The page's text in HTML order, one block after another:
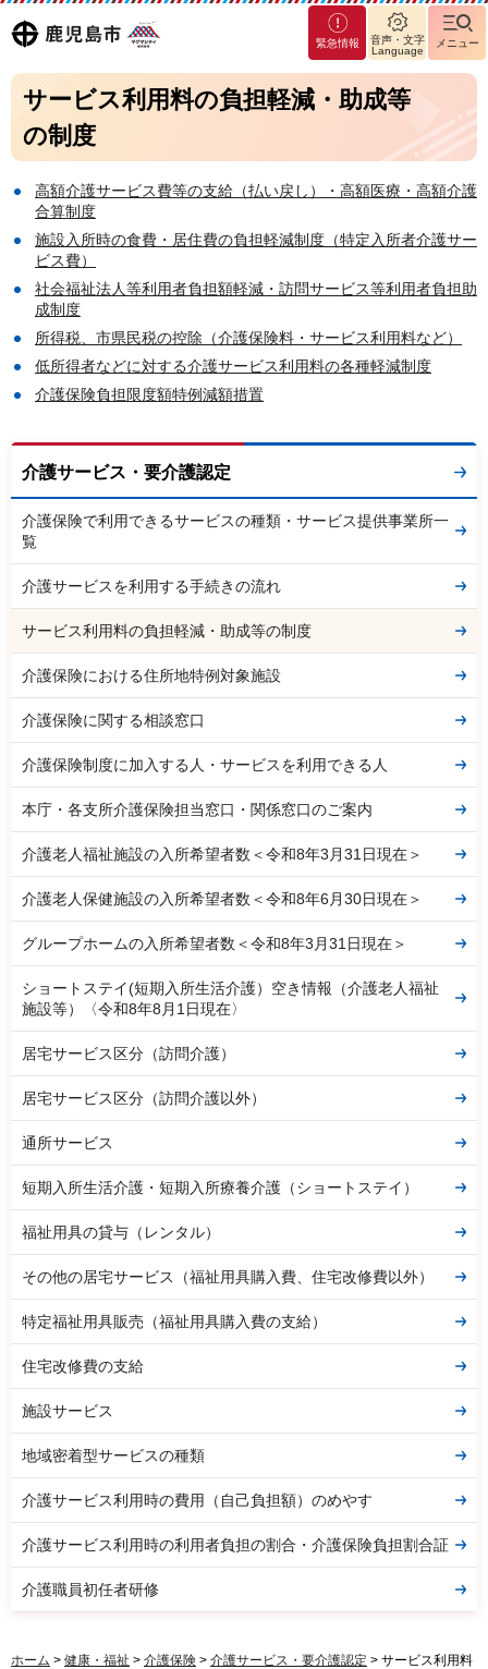
鹿児島
市
マグ
マシ
ティ
鹿児
緊急情報
音声・文字
Language
メニュー
サービス利用料の負担軽減・助成等
の制度
高額介護サービス費等の支給（払い戻し）・高額医療・高額介護
合算制度
施設入所時の食費・居住費の負担軽減制度（特定入所者介護サー
ビス費）
社会福祉法人等利用者負担額軽減・訪問サービス等利用者負担助
成制度
所得税、市県民税の控除（介護保険料・サービス利用料など）
低所得者などに対する介護サービス利用料の各種軽減制度
介護保険負担限度額特例減額措置
介護サービス・要介護認定
介護保険で利用できるサービスの種類・サービス提供事業所一
覧
介護サービスを利用する手続きの流れ
サービス利用料の負担軽減・助成等の制度
介護保険における住所地特例対象施設
介護保険に関する相談窓口
介護保険制度に加入する人・サービスを利用できる人
本庁・各支所介護保険担当窓口・関係窓口のご案内
介護老人福祉施設の入所希望者数＜令和8年3月31日現在＞
介護老人保健施設の入所希望者数＜令和8年6月30日現在＞
グループホームの入所希望者数＜令和8年3月31日現在＞
ショートステイ(短期入所生活介護）空き情報（介護老人福祉
施設等）〈令和8年8月1日現在〉
居宅サービス区分（訪問介護）
居宅サービス区分（訪問介護以外）
通所サービス
短期入所生活介護・短期入所療養介護（ショートステイ）
福祉用具の貸与（レンタル）
その他の居宅サービス（福祉用具購入費、住宅改修費以外）
特定福祉用具販売（福祉用具購入費の支給）
住宅改修費の支給
施設サービス
地域密着型サービスの種類
介護サービス利用時の費用（自己負担額）のめやす
介護サービス利用時の利用者負担の割合・介護保険負担割合証
介護職員初任者研修
ホーム > 健康・福祉 > 介護保険 > 介護サービス・要介護認定 > サービス利用料